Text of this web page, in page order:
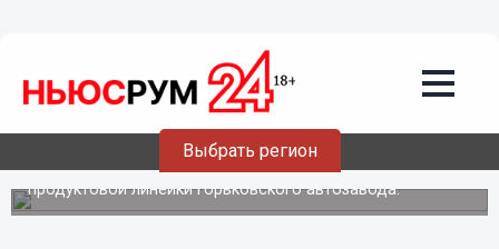
Выбрать регион
12.10.201201:20
Новый дилерский центр ГАЗ открылся
в Стерлитамаке
Автоцентр будет заниматься продажей всей
продуктовой линейки Горьковского автозавода.